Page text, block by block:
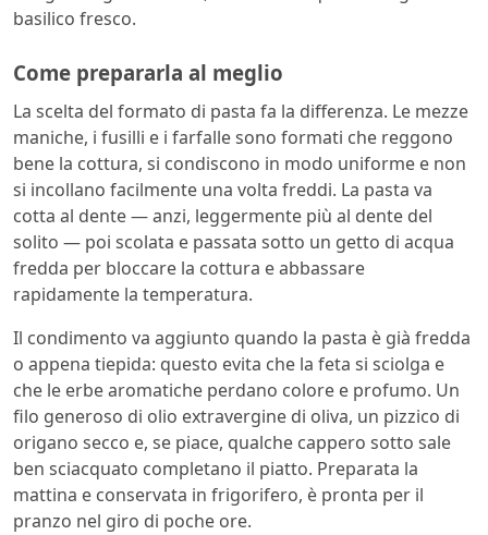
basilico fresco.
Come prepararla al meglio
La scelta del formato di pasta fa la differenza. Le mezze
maniche, i fusilli e i farfalle sono formati che reggono
bene la cottura, si condiscono in modo uniforme e non
si incollano facilmente una volta freddi. La pasta va
cotta al dente — anzi, leggermente più al dente del
solito — poi scolata e passata sotto un getto di acqua
fredda per bloccare la cottura e abbassare
rapidamente la temperatura.
Il condimento va aggiunto quando la pasta è già fredda
o appena tiepida: questo evita che la feta si sciolga e
che le erbe aromatiche perdano colore e profumo. Un
filo generoso di olio extravergine di oliva, un pizzico di
origano secco e, se piace, qualche cappero sotto sale
ben sciacquato completano il piatto. Preparata la
mattina e conservata in frigorifero, è pronta per il
pranzo nel giro di poche ore.